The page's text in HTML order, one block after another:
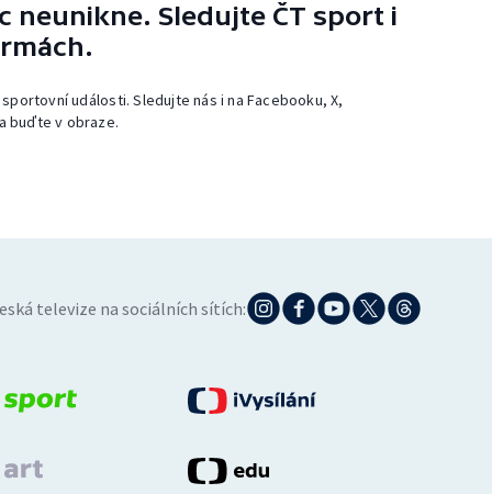
neunikne. Sledujte ČT sport i
události. Sledujte nás i na Facebooku, X,
buďte v obraze.
televize na sociálních sítích: